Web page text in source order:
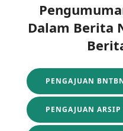
Dalam Berita
PENGAJUAN
PENGAJUAN ARSIP